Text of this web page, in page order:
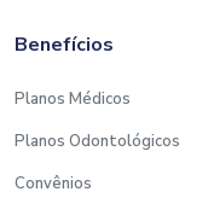
Benefícios
Planos Médicos
Planos Odontológicos
Convênios